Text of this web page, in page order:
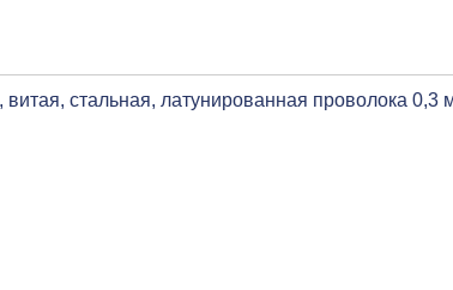
витая, стальная, латунированная проволока 0,3